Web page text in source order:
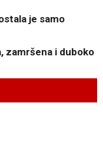
je samo
zamršena i duboko